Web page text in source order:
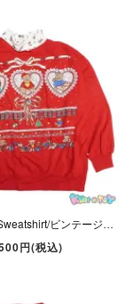
Vintage Print Sweatshirt/ビンテージプリントスウェット/トレーナー・古着・レッド・Cristmas/クリスマス・Bear・American Spectator
円(税込)